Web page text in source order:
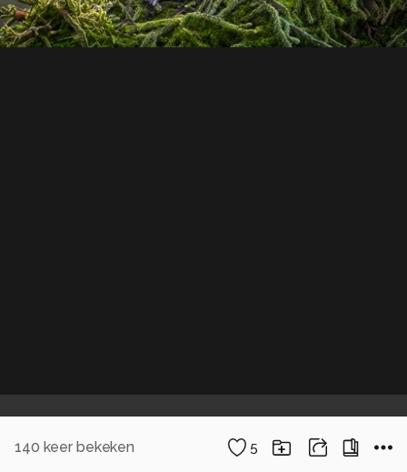
140 keer bekeken 5